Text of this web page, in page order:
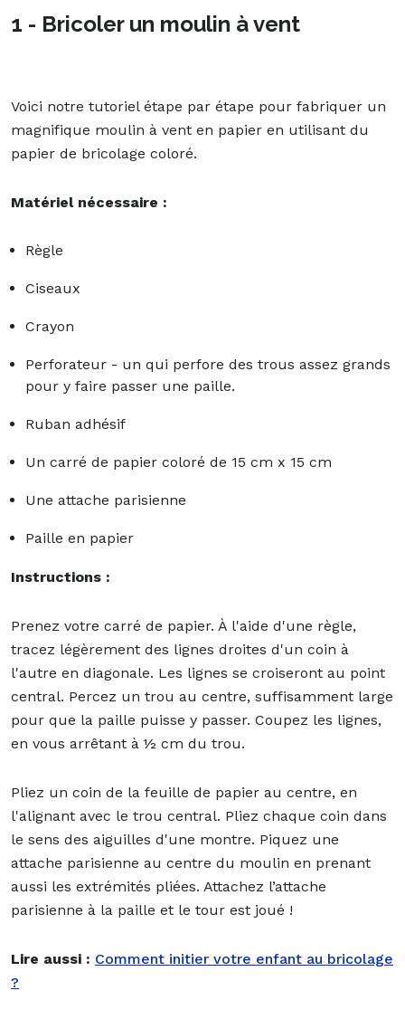
1 - Bricoler un moulin à vent
Voici notre tutoriel étape par étape pour fabriquer un
magnifique moulin à vent en papier en utilisant du
papier de bricolage coloré.
Matériel nécessaire :
Règle
Ciseaux
Crayon
Perforateur - un qui perfore des trous assez grands
pour y faire passer une paille.
Ruban adhésif
Un carré de papier coloré de 15 cm x 15 cm
Une attache parisienne
Paille en papier
Instructions :
Prenez votre carré de papier. À l'aide d'une règle,
tracez légèrement des lignes droites d'un coin à
l'autre en diagonale. Les lignes se croiseront au point
central. Percez un trou au centre, suffisamment large
pour que la paille puisse y passer. Coupez les lignes,
en vous arrêtant à ½ cm du trou.
Pliez un coin de la feuille de papier au centre, en
l'alignant avec le trou central. Pliez chaque coin dans
le sens des aiguilles d'une montre. Piquez une
attache parisienne au centre du moulin en prenant
aussi les extrémités pliées. Attachez l’attache
parisienne à la paille et le tour est joué !
Lire aussi : Comment initier votre enfant au bricolage
?